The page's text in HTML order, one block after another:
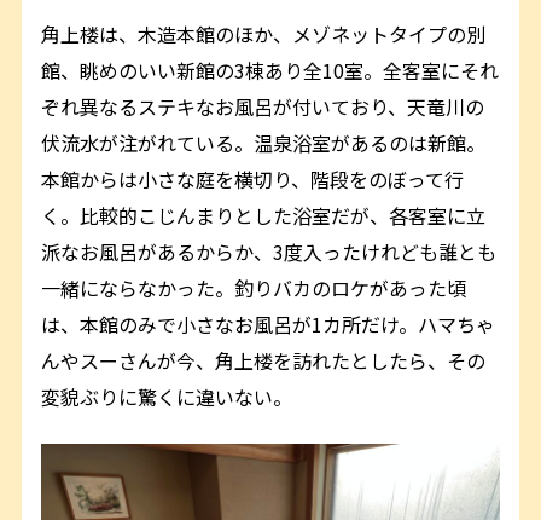
角上楼は、木造本館のほか、メゾネットタイプの別
館、眺めのいい新館の3棟あり全10室。全客室にそれ
ぞれ異なるステキなお風呂が付いており、天竜川の
伏流水が注がれている。温泉浴室があるのは新館。
本館からは小さな庭を横切り、階段をのぼって行
く。比較的こじんまりとした浴室だが、各客室に立
派なお風呂があるからか、3度入ったけれども誰とも
一緒にならなかった。釣りバカのロケがあった頃
は、本館のみで小さなお風呂が1カ所だけ。ハマちゃ
んやスーさんが今、角上楼を訪れたとしたら、その
変貌ぶりに驚くに違いない。